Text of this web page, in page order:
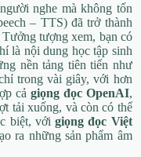
nghe mà không tốn
– TTS) đã trở thành
tượng xem, bạn có
là nội dung học tập sinh
nền tảng tiên tiến như
trong vài giây, với hơn
cả giọng đọc OpenAI,
tải xuống, và còn có thể
biệt, vớigiọng đọc Việt
ra những sản phẩm âm